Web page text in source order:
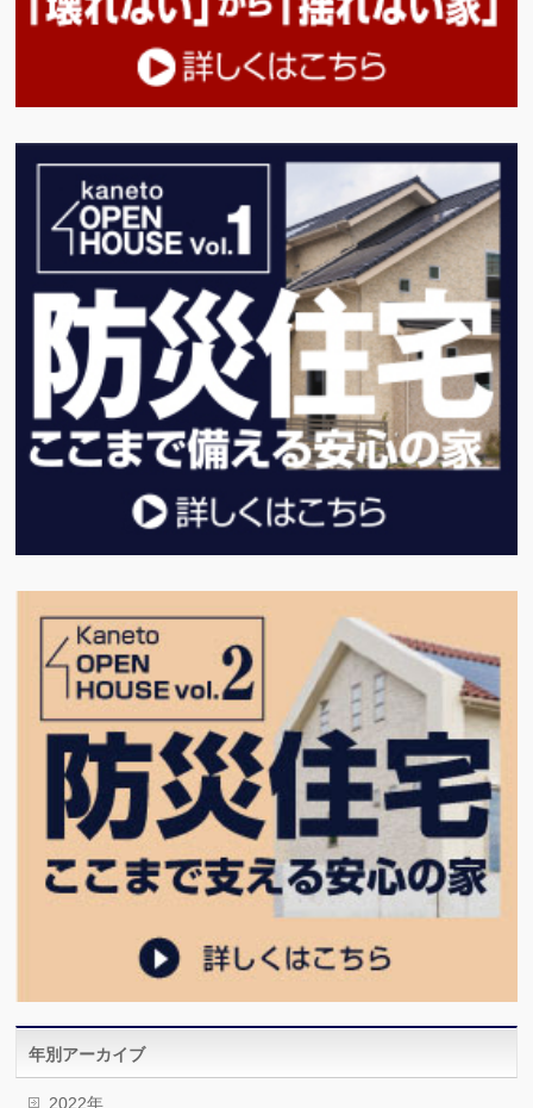
年別アーカイブ
2022年